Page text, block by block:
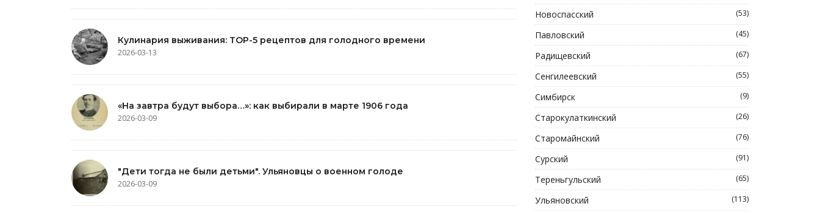
Кулинария выживания: TOP-5 рецептов для голодного времени
2026-03-13
«На завтра будут выбора…»: как выбирали в марте 1906 года
2026-03-09
"Дети тогда не были детьми". Ульяновцы о военном голоде
2026-03-09
Новоспасский (53)
Павловский (45)
Радищевский (67)
Сенгилеевский (55)
Симбирск (9)
Старокулаткинский (26)
Старомайнский (76)
Сурский (91)
Тереньгульский (65)
Ульяновский (113)